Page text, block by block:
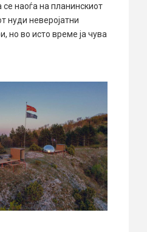
се наоѓа на планинскиот
нуди неверојатни
но во исто време ја чува